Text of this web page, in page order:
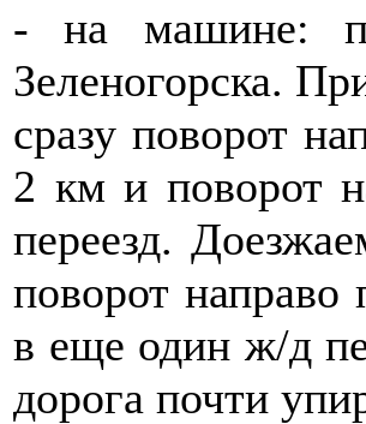
- на машине:
Зеленогорска.
сразу поворот
2 км и поворот
переезд.
поворот
в еще один ж/д
дорога почти